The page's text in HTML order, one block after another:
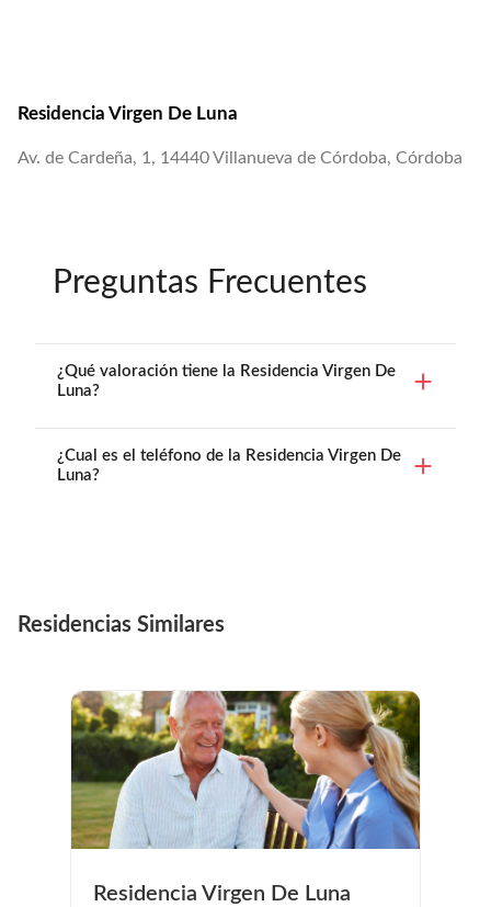
Residencia Virgen De Luna
Av. de Cardeña, 1, 14440 Villanueva de Córdoba, Córdoba
Preguntas Frecuentes
¿Qué valoración tiene la Residencia Virgen De
Luna?
¿Cual es el teléfono de la Residencia Virgen De
Luna?
Residencias Similares
Residencia Virgen De Luna